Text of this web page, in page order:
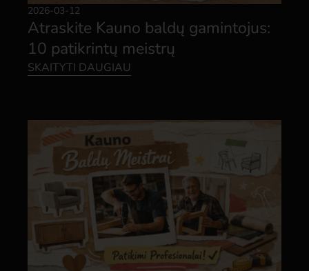
2026-03-12
Atraskite Kauno baldų gamintojus:
10 patikrintų meistrų
SKAITYTI DAUGIAU